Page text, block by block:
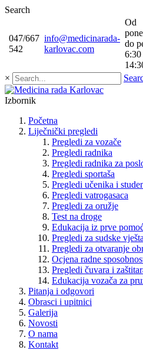
Search
047/667
542
info@medicinarada-
karlovac.com
Od
do
6:30
×
Izbornik
Početna
Liječnički pregledi
Pregledi za vozače
Pregledi radnika
Pregledi radnika za
Pregledi sportaša
Pregledi učenika i
Pregledi vatrogasaca
Pregledi za oružje
Test na droge
Edukacija iz prve
Pregledi za sudske
Pregledi za otvaranje
Ocjena radne
Pregledi čuvara i
Edukacija vozača za
Pitanja i odgovori
Obrasci i upitnici
Galerija
Novosti
O nama
Kontakt